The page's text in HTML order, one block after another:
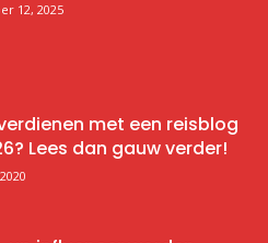
12, 2025
met een reisblog
Lees dan gauw verder!